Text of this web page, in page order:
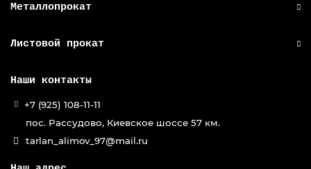
Металлопрокат
Листовой прокат
Наши контакты
+7 (925) 108-11-11
пос. Рассудово, Киевское шоссе 57 км.
tarlan_alimov_97@mail.ru